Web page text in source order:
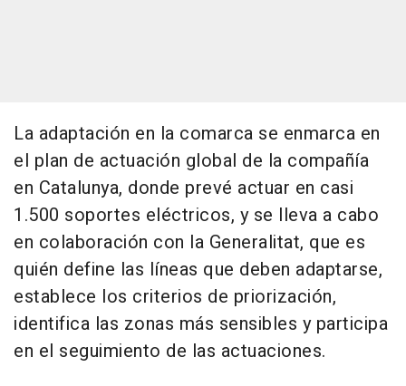
La adaptación en la comarca se enmarca en
el plan de actuación global de la compañía
en Catalunya, donde prevé actuar en casi
1.500 soportes eléctricos, y se lleva a cabo
en colaboración con la Generalitat, que es
quién define las líneas que deben adaptarse,
establece los criterios de priorización,
identifica las zonas más sensibles y participa
en el seguimiento de las actuaciones.